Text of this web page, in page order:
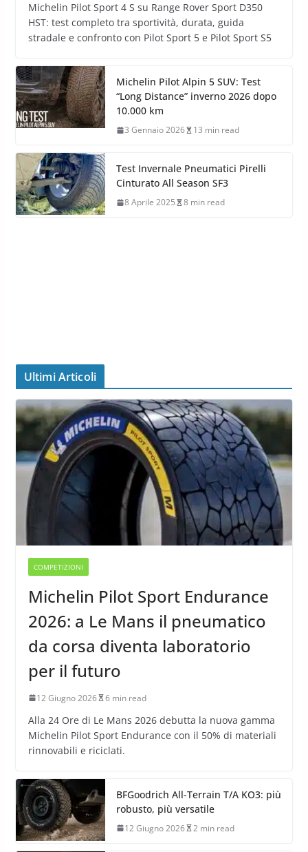
Michelin Pilot Sport 4 S su Range Rover Sport D350
HST: test completo tra sportività, durata, guida
stradale e confronto con Pilot Sport 5 e Pilot Sport S5
Michelin Pilot Alpin 5 SUV: Test
“Long Distance” inverno 2026 dopo
10.000 km
3 Gennaio 2026 13 min read
Test Invernale Pneumatici Pirelli
Cinturato All Season SF3
8 Aprile 2025 8 min read
Ultimi Articoli
COMPETIZIONI
Michelin Pilot Sport Endurance
2026: a Le Mans il pneumatico
da corsa diventa laboratorio
per il futuro
12 Giugno 2026 6 min read
Alla 24 Ore di Le Mans 2026 debutta la nuova gamma
Michelin Pilot Sport Endurance con il 50% di materiali
rinnovabili e riciclati.
BFGoodrich All-Terrain T/A KO3: più
robusto, più versatile
12 Giugno 2026 2 min read